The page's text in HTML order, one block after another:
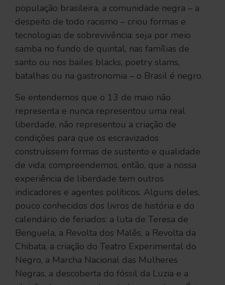
população brasileira, a comunidade negra – a
despeito de todo racismo – criou formas e
tecnologias de sobrevivência: seja por meio
samba no fundo de quintal, nas famílias de
santo ou nos bailes blacks, poetry slams,
batalhas ou na gastronomia – o Brasil é negro.
Se entendemos que o 13 de maio não
representa e nunca representou uma real
liberdade, não representou a criação de
condições para que os escravizados
construíssem formas de sustento e qualidade
de vida; compreendemos, então, que a nossa
experiência de liberdade tem outros
indicadores e agentes políticos. Alguns deles,
pouco conhecidos dos livros de história e do
calendário de feriados: a luta de Teresa de
Benguela, a Revolta dos Malês, a Revolta da
Chibata, a criação do Teatro Experimental do
Negro, a Marcha Nacional das Mulheres
Negras, a descoberta do fóssil da Luzia e a